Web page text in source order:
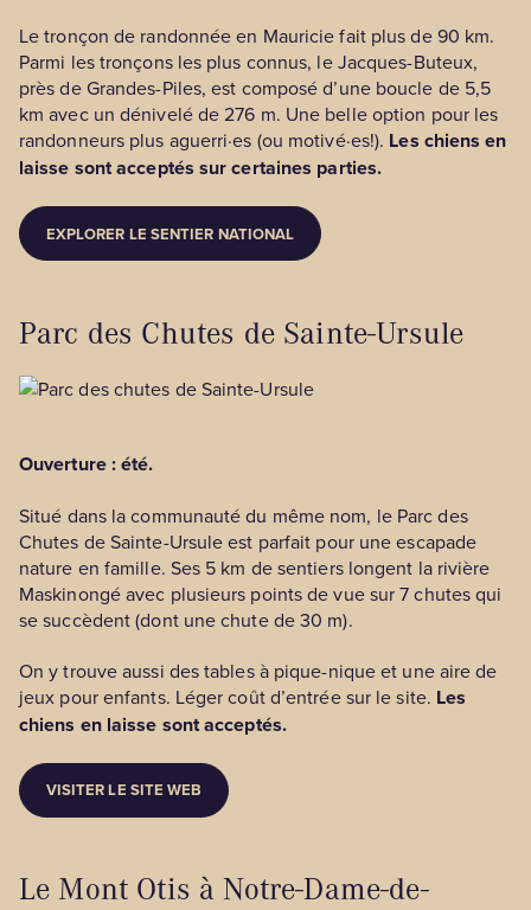
Le tronçon de randonnée en Mauricie fait plus de 90 km.
Parmi les tronçons les plus connus, le Jacques-Buteux,
près de Grandes-Piles, est composé d’une boucle de 5,5
km avec un dénivelé de 276 m. Une belle option pour les
randonneurs plus aguerri·es (ou motivé·es!). Les chiens en
laisse sont acceptés sur certaines parties.
EXPLORER LE SENTIER NATIONAL
Parc des Chutes de Sainte-Ursule
Ouverture : été.
Situé dans la communauté du même nom, le Parc des
Chutes de Sainte-Ursule est parfait pour une escapade
nature en famille. Ses 5 km de sentiers longent la rivière
Maskinongé avec plusieurs points de vue sur 7 chutes qui
se succèdent (dont une chute de 30 m).
On y trouve aussi des tables à pique-nique et une aire de
jeux pour enfants. Léger coût d’entrée sur le site. Les
chiens en laisse sont acceptés.
VISITER LE SITE WEB
Le Mont Otis à Notre-Dame-de-